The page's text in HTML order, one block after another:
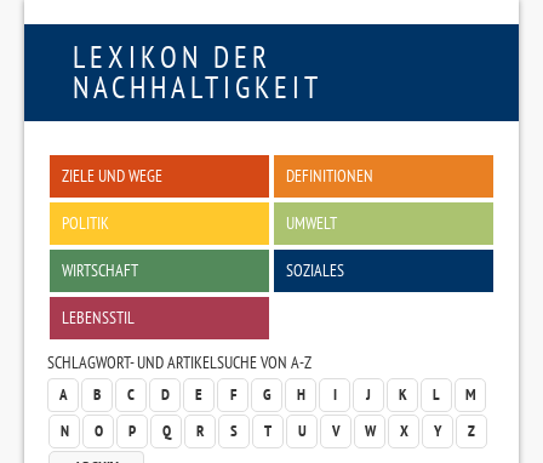
LEXIKON DER
NACHHALTIGKEIT
ZIELE UND WEGE DEFINITIONEN
POLITIK UMWELT
WIRTSCHAFT SOZIALES
LEBENSSTIL
SCHLAGWORT- UND ARTIKELSUCHE VON A-Z
A B C D E F G H I J K L
M
N
O P Q R S T U V W X Y
Z